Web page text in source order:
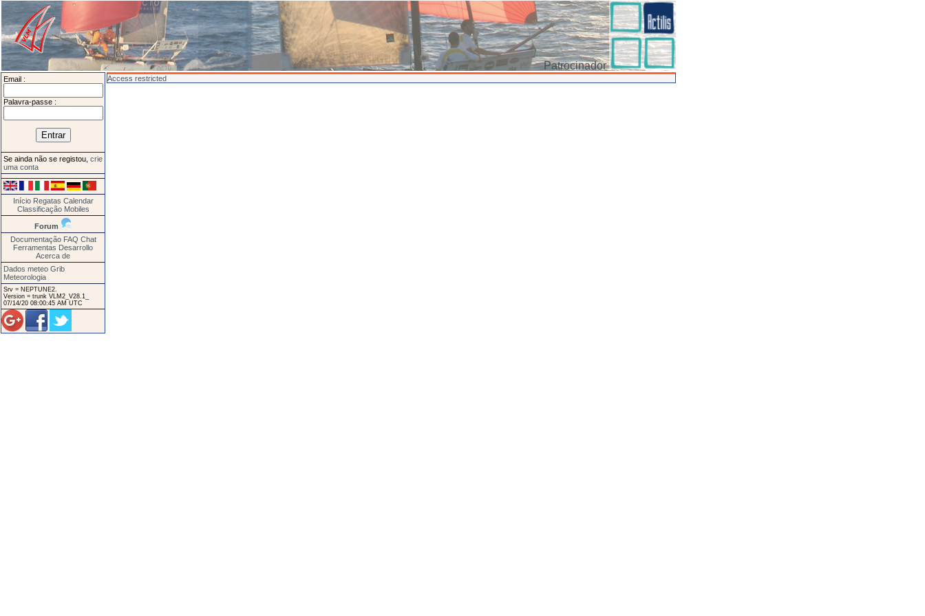
Patrocinador
Email :
Palavra-passe :
Se ainda não se registou, crie
uma conta
Início Regatas Calendar
Classificação Mobiles
Forum
Documentação FAQ Chat
Ferramentas Desarrollo
Acerca de
Dados meteo Grib
Meteorologia
Srv = NEPTUNE2.
Version = trunk VLM2_V28.1_
07/14/20 08:00:45 AM UTC
Access restricted